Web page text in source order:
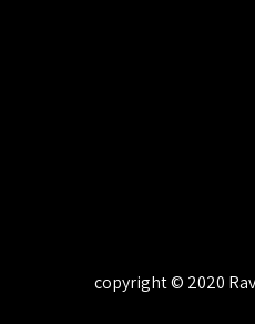
copyright © 2020